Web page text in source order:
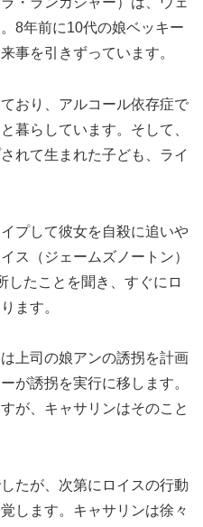
8年前に10代の娘ベッキー
事を引きずっています。
おり、アルコール依存症で
暮らしています。そして、
れて生まれた子ども、ライ
プして彼女を自殺に追いや
ス（ジェームズノートン）
したことを聞き、すぐにロ
ます。
上司の娘アンの誘拐を計画
が誘拐を実行に移します。
が、キャサリンはそのこと
たが、次第にロイスの行動
します。キャサリンは徐々